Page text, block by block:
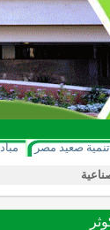
تنمية صعيد مصر